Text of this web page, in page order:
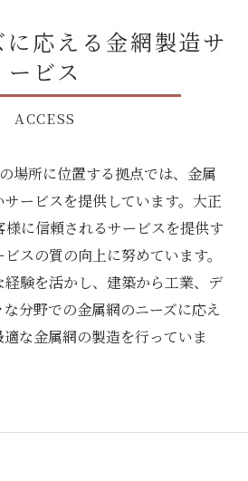
応える金網製造サ
ービス
ACCESS
場所に位置する拠点では、金属
ービスを提供しています。大正
様に信頼されるサービスを提供す
スの質の向上に努めています。
経験を活かし、建築から工業、デ
分野での金属網のニーズに応え
な金属網の製造を行っていま